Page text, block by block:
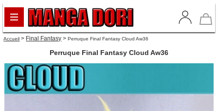
Accueil > Final Fantasy >Perruque Final Fantasy Cloud Aw36
Perruque Final Fantasy Cloud Aw36